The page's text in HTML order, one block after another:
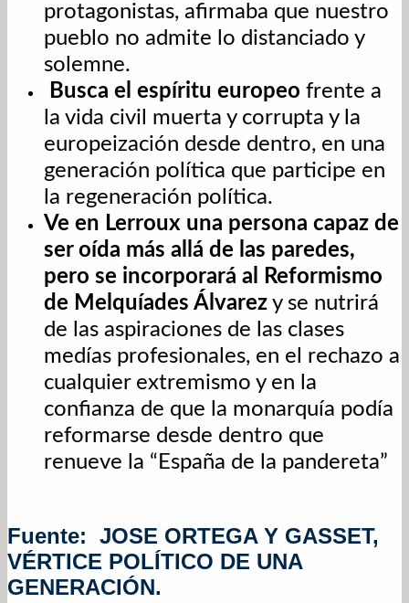
protagonistas, afirmaba que nuestro
pueblo no admite lo distanciado y
solemne.
Busca el espíritu europeo frente a
la vida civil muerta y corrupta y la
europeización desde dentro, en una
generación política que participe en
la regeneración política.
Ve en Lerroux una persona capaz de
ser oída más allá de las paredes,
pero se incorporará al Reformismo
de Melquíades Álvarez y se nutrirá
de las aspiraciones de las clases
medías profesionales, en el rechazo a
cualquier extremismo y en la
confianza de que la monarquía podía
reformarse desde dentro que
renueve la “España de la pandereta”
Fuente: JOSE ORTEGA Y GASSET,
VÉRTICE POLÍTICO DE UNA
GENERACIÓN.